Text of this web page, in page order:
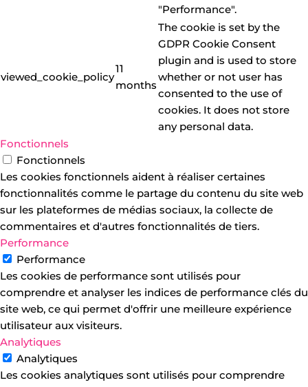
"Performance".
viewed_cookie_policy
11
months
The cookie is set by the
GDPR Cookie Consent
plugin and is used to store
whether or not user has
consented to the use of
cookies. It does not store
any personal data.
Fonctionnels
Fonctionnels
Les cookies fonctionnels aident à réaliser certaines
fonctionnalités comme le partage du contenu du site web
sur les plateformes de médias sociaux, la collecte de
commentaires et d'autres fonctionnalités de tiers.
Performance
Performance
Les cookies de performance sont utilisés pour
comprendre et analyser les indices de performance clés du
site web, ce qui permet d'offrir une meilleure expérience
utilisateur aux visiteurs.
Analytiques
Analytiques
Les cookies analytiques sont utilisés pour comprendre